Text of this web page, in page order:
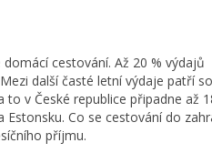
cestování. Až 20 % výdajů
další časté letní výdaje patří
v České republice připadne až
Co se cestování do
příjmu.